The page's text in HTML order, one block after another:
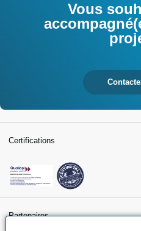
Vous
Certifications
Partenaires